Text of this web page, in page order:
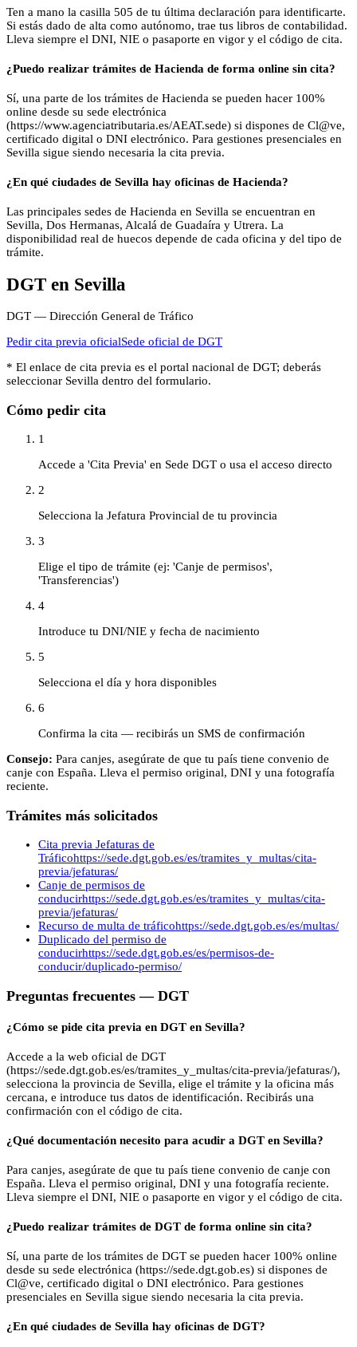
Ten a mano la casilla 505 de tu última declaración para identificarte.
Si estás dado de alta como autónomo, trae tus libros de contabilidad.
Lleva siempre el DNI, NIE o pasaporte en vigor y el código de cita.
¿Puedo realizar trámites de Hacienda de forma online sin cita?
Sí, una parte de los trámites de Hacienda se pueden hacer 100%
online desde su sede electrónica
(https://www.agenciatributaria.es/AEAT.sede) si dispones de Cl@ve,
certificado digital o DNI electrónico. Para gestiones presenciales en
Sevilla sigue siendo necesaria la cita previa.
¿En qué ciudades de Sevilla hay oficinas de Hacienda?
Las principales sedes de Hacienda en Sevilla se encuentran en
Sevilla, Dos Hermanas, Alcalá de Guadaíra y Utrera. La
disponibilidad real de huecos depende de cada oficina y del tipo de
trámite.
DGT en Sevilla
DGT — Dirección General de Tráfico
Pedir cita previa oficialSede oficial de DGT
* El enlace de cita previa es el portal nacional de DGT; deberás
seleccionar Sevilla dentro del formulario.
Cómo pedir cita
1
Accede a 'Cita Previa' en Sede DGT o usa el acceso directo
2
Selecciona la Jefatura Provincial de tu provincia
3
Elige el tipo de trámite (ej: 'Canje de permisos',
'Transferencias')
4
Introduce tu DNI/NIE y fecha de nacimiento
5
Selecciona el día y hora disponibles
6
Confirma la cita — recibirás un SMS de confirmación
Consejo: Para canjes, asegúrate de que tu país tiene convenio de
canje con España. Lleva el permiso original, DNI y una fotografía
reciente.
Trámites más solicitados
Cita previa Jefaturas de
Tráficohttps://sede.dgt.gob.es/es/tramites_y_multas/cita-
previa/jefaturas/
Canje de permisos de
conducirhttps://sede.dgt.gob.es/es/tramites_y_multas/cita-
previa/jefaturas/
Recurso de multa de tráficohttps://sede.dgt.gob.es/es/multas/
Duplicado del permiso de
conducirhttps://sede.dgt.gob.es/es/permisos-de-
conducir/duplicado-permiso/
Preguntas frecuentes — DGT
¿Cómo se pide cita previa en DGT en Sevilla?
Accede a la web oficial de DGT
(https://sede.dgt.gob.es/es/tramites_y_multas/cita-previa/jefaturas/),
selecciona la provincia de Sevilla, elige el trámite y la oficina más
cercana, e introduce tus datos de identificación. Recibirás una
confirmación con el código de cita.
¿Qué documentación necesito para acudir a DGT en Sevilla?
Para canjes, asegúrate de que tu país tiene convenio de canje con
España. Lleva el permiso original, DNI y una fotografía reciente.
Lleva siempre el DNI, NIE o pasaporte en vigor y el código de cita.
¿Puedo realizar trámites de DGT de forma online sin cita?
Sí, una parte de los trámites de DGT se pueden hacer 100% online
desde su sede electrónica (https://sede.dgt.gob.es) si dispones de
Cl@ve, certificado digital o DNI electrónico. Para gestiones
presenciales en Sevilla sigue siendo necesaria la cita previa.
¿En qué ciudades de Sevilla hay oficinas de DGT?